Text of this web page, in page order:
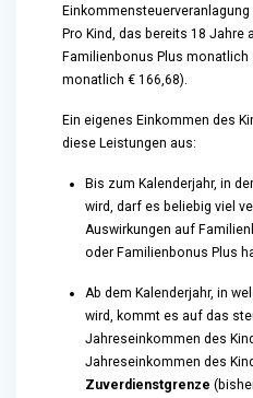
Einkommensteuerveranlagung
Pro Kind, das bereits 18 Jahre
Familienbonus Plus monatlich
monatlich € 166,68).
Ein eigenes Einkommen des
diese Leistungen aus:
Bis zum Kalenderjahr, in
wird, darf es beliebig viel
Auswirkungen auf
oder Familienbonus Plus
Ab dem Kalenderjahr, in
wird, kommt es auf das
Jahreseinkommen des
Jahreseinkommen des
Zuverdienstgrenze